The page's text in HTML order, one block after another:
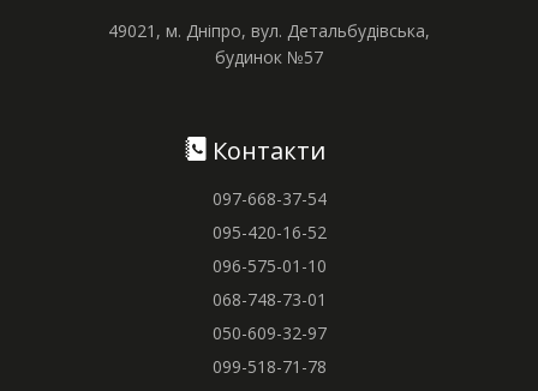
49021, м. Дніпро, вул. Детальбудівська,
будинок №57
Контакти
097-668-37-54
095-420-16-52
096-575-01-10
068-748-73-01
050-609-32-97
099-518-71-78